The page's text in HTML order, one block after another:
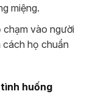
miệng.
chạm vào người
cách họ chuẩn
huống